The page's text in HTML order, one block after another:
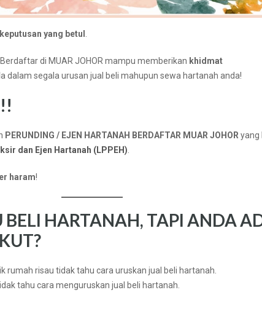
keputusan yang betul
di MUAR JOHOR mampu memberikan khidmat
dalam segala urusan jual beli mahupun sewa hartanah anda!
PERUNDING / EJEN HARTANAH BERDAFTAR MUAR JOHOR yang
dan Ejen Hartanah (LPPEH)
haram!
BELI HARTANAH, TAPI ANDA
tahu cara menguruskan jual beli hartanah.